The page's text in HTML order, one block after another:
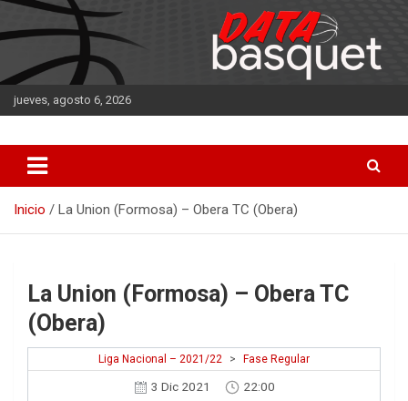
Saltar
al
contenido
jueves, agosto 6, 2026
DATA Basquet
Inicio La Union (Formosa) – Obera TC (Obera)
La Union (Formosa) – Obera TC
(Obera)
Liga Nacional – 2021/22 > Fase Regular
3 Dic 2021 22:00